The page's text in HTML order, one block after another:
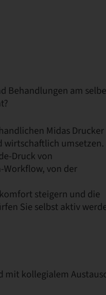
Behandlungen am
Midas Drucker
wirtschaftlich umsetzen.
Druck von
von der
steigern und die
Sie selbst aktiv
mit kollegialem